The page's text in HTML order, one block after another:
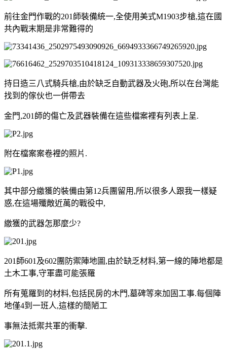
前往金門作戰的201師裝備統一,全使用美式M1903步槍,這在國
共內戰末期是非常難得的
持日造三八式騎兵槍,由於缺乏自動武器及火砲,所以在台灣能
找到的傢伙也一併帶去
金門,201師的傷亡及武器裝備在這些檔案裡有列表上呈.
附在檔案案卷裡的照片.
其中部分繳獲的裝備由第12兵團留用,所以很多人跟我一樣疑
惑,在這場殲敵近萬的戰役中,
繳獲的武器怎那麼少?
201師601及602團防禦陣地圖,由於缺乏材料,第一線的陣地都是
土木工事,守軍盡可能張羅
所有蒐羅到的材料,包括民房的木門,墓碑等來加固工事.每個陣
地僅4到一班人,這樣的簡陋工
事無法抵禦共軍的衝擊.